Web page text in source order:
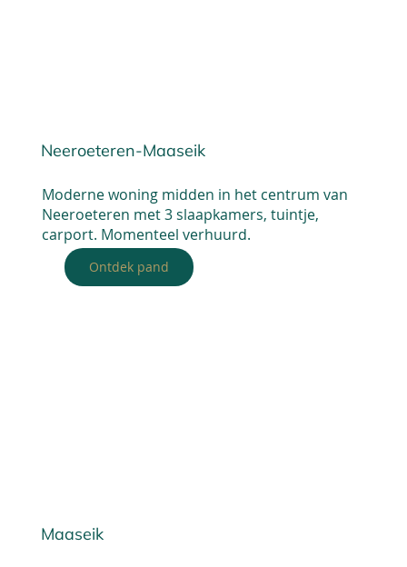
Neeroeteren-Maaseik
Moderne woning midden in het centrum van
Neeroeteren met 3 slaapkamers, tuintje,
carport. Momenteel verhuurd.
Ontdek pand
Maaseik